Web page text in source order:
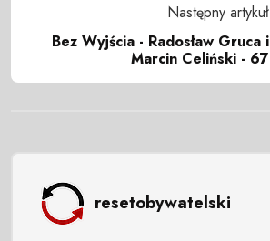
Następny artykuł
Bez Wyjścia - Radosław Gruca i
Marcin Celiński - 67
resetobywatelski